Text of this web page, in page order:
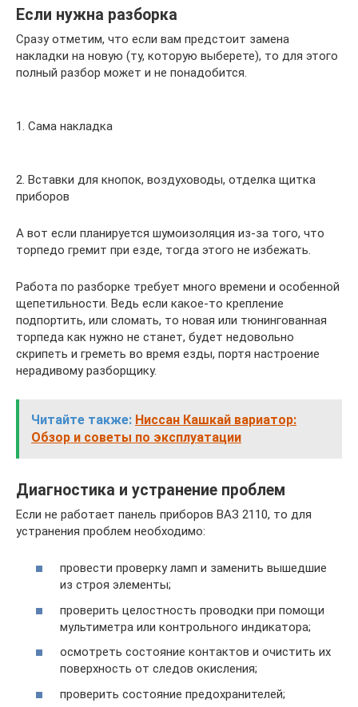
Если нужна разборка
Сразу отметим, что если вам предстоит замена
накладки на новую (ту, которую выберете), то для этого
полный разбор может и не понадобится.
1. Сама накладка
2. Вставки для кнопок, воздуховоды, отделка щитка
приборов
А вот если планируется шумоизоляция из-за того, что
торпедо гремит при езде, тогда этого не избежать.
Работа по разборке требует много времени и особенной
щепетильности. Ведь если какое-то крепление
подпортить, или сломать, то новая или тюнингованная
торпеда как нужно не станет, будет недовольно
скрипеть и греметь во время езды, портя настроение
нерадивому разборщику.
Читайте также: Ниссан Кашкай вариатор:
Обзор и советы по эксплуатации
Диагностика и устранение проблем
Если не работает панель приборов ВАЗ 2110, то для
устранения проблем необходимо:
провести проверку ламп и заменить вышедшие
из строя элементы;
проверить целостность проводки при помощи
мультиметра или контрольного индикатора;
осмотреть состояние контактов и очистить их
поверхность от следов окисления;
проверить состояние предохранителей;